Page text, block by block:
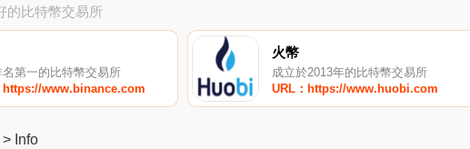
的比特幣交易所
名第一的比特幣交易所
https://www.binance.com
火幣
成立於2013年的比特幣交易所
URL：https://www.huobi.com
> Info